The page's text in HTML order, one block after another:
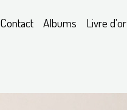
Contact Albums Livre d'or